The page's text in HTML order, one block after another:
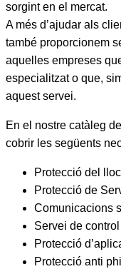
sorgint en el mercat.
A més d’ajudar als
també proporcionem
aquelles empreses
especialitzat o que,
aquest servei.
En el nostre catàleg
cobrir les següents
Protecció del
Protecció de
Comunicacions
Servei de
Protecció
Protecció anti